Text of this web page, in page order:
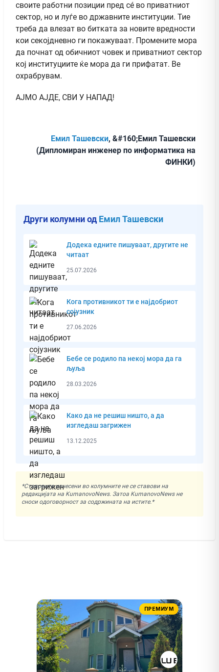
своите работни позиции пред сé во приватниот
сектор, но и луѓе во државните институции. Тие
треба да влезат во битката за новите вредности
кои секојдневно ги покажуваат. Промените мора
да почнат од обичниот човек и приватниот сектор
кој институциите ќе мора да ги прифатат. Ве
охрабрувам.
АЈМО АЈДЕ, СВИ У НАПАД!
Емил Ташевски, &#160;Емил Ташевски
(Дипломиран инженер по информатика на
ФИНКИ)
Други колумни од Емил Ташевски
Додека едните пишуваат, другите не
читаат
25.07.2026
Кога противникот ти е најдобриот
сојузник
27.06.2026
Бебе се родило па некој мора да га
љуља
28.03.2026
Како да не решиш ништо, а да
изгледаш загрижен
13.12.2025
*Ставовите изнесени во колумните не се ставови на
редакцијата на KumanovoNews. Затоа KumanovoNews не
сноси одоговорност за содржината на истите.*
ПРЕМИУМ